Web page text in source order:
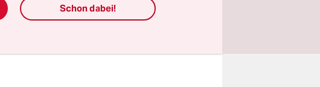
Schon dabei!